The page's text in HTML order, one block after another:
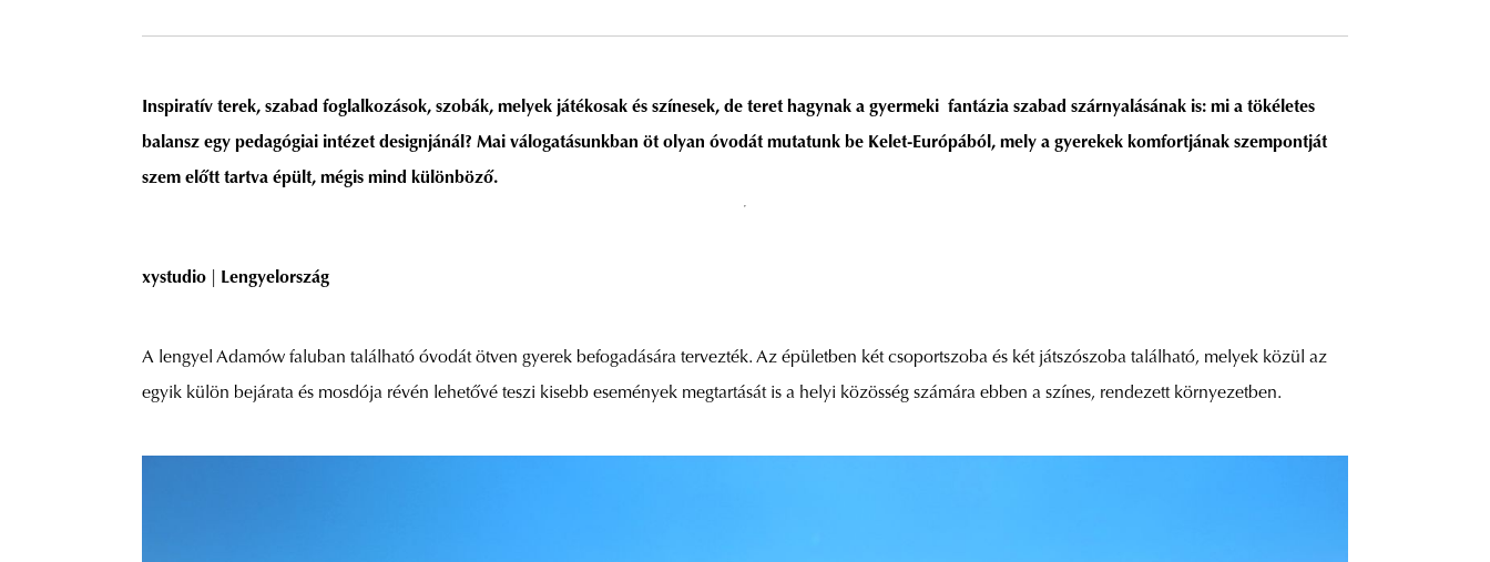
Inspiratív terek, szabad foglalkozások, szobák, melyek játékosak és színesek, de teret hagynak a gyermeki fantázia szabad szárnyalásának is: mi a tökéletes
balansz egy pedagógiai intézet designjánál? Mai válogatásunkban öt olyan óvodát mutatunk be Kelet-Európából, mely a gyerekek komfortjának szempontját
szem előtt tartva épült, mégis mind különböző.
xystudio Lengyelország
A lengyel Adamów faluban található óvodát ötven gyerek befogadására tervezték. Az épületben két csoportszoba és két játszószoba található, melyek közül az
egyik külön bejárata és mosdója révén lehetővé teszi kisebb események megtartását is a helyi közösség számára ebben a színes, rendezett környezetben.